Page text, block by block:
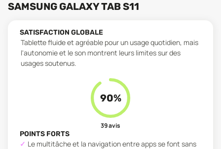
SAMSUNG GALAXY TAB S11
SATISFACTION GLOBALE
Tablette fluide et agréable pour un usage quotidien, mais
l'autonomie et le son montrent leurs limites sur des
usages soutenus.
90%
39avis
POINTS FORTS
Le multitâche et la navigation entre apps se font sans